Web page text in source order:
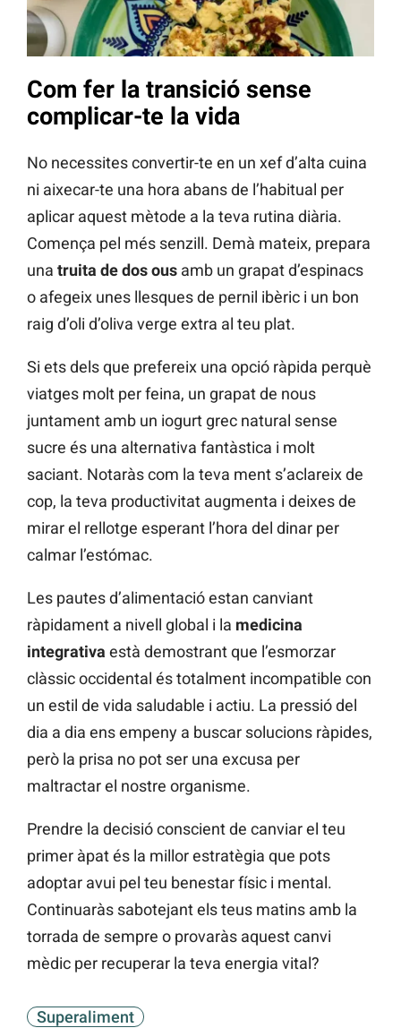
Com fer la transició sense
complicar-te la vida
No necessites convertir-te en un xef d’alta cuina
ni aixecar-te una hora abans de l’habitual per
aplicar aquest mètode a la teva rutina diària.
Comença pel més senzill. Demà mateix, prepara
una truita de dos ous amb un grapat d’espinacs
o afegeix unes llesques de pernil ibèric i un bon
raig d’oli d’oliva verge extra al teu plat.
Si ets dels que prefereix una opció ràpida perquè
viatges molt per feina, un grapat de nous
juntament amb un iogurt grec natural sense
sucre és una alternativa fantàstica i molt
saciant. Notaràs com la teva ment s’aclareix de
cop, la teva productivitat augmenta i deixes de
mirar el rellotge esperant l’hora del dinar per
calmar l’estómac.
Les pautes d’alimentació estan canviant
ràpidament a nivell global i la medicina
integrativa està demostrant que l’esmorzar
clàssic occidental és totalment incompatible con
un estil de vida saludable i actiu. La pressió del
dia a dia ens empeny a buscar solucions ràpides,
però la prisa no pot ser una excusa per
maltractar el nostre organisme.
Prendre la decisió conscient de canviar el teu
primer àpat és la millor estratègia que pots
adoptar avui pel teu benestar físic i mental.
Continuaràs sabotejant els teus matins amb la
torrada de sempre o provaràs aquest canvi
mèdic per recuperar la teva energia vital?
Superaliment